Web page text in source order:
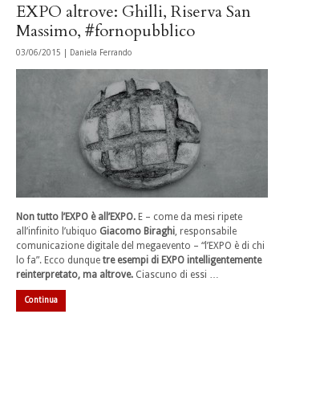
EXPO altrove: Ghilli, Riserva San
Massimo, #fornopubblico
03/06/2015 | Daniela Ferrando
Non tutto l’EXPO è all’EXPO. E – come da mesi ripete
all’infinito l’ubiquo Giacomo Biraghi, responsabile
comunicazione digitale del megaevento – “l’EXPO è di chi
lo fa”. Ecco dunque tre esempi di EXPO intelligentemente
reinterpretato, ma altrove. Ciascuno di essi …
Continua